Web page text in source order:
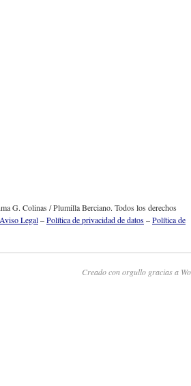
G. Colinas / Plumilla Berciano. Todos los derechos
Aviso Legal–Política de privacidad de datos–Política de
Creado con orgullo gracias a